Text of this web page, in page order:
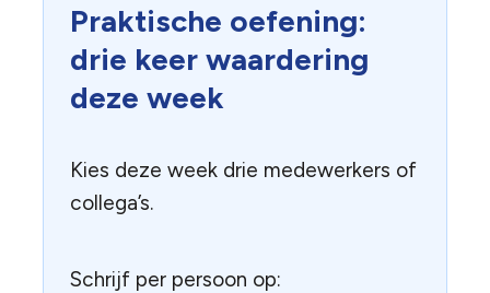
Praktische oefening:
drie keer waardering
deze week
Kies deze week drie medewerkers of
collega’s.
Schrijf per persoon op: